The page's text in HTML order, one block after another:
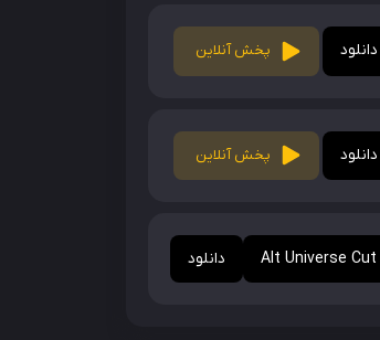
دانلود پخش آنلاین
دانلود پخش آنلاین
دانلود